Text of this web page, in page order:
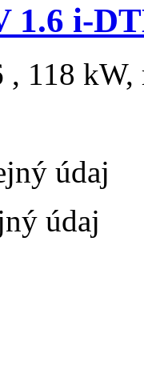
1.6 i-
, 118 kW,
údaj
údaj